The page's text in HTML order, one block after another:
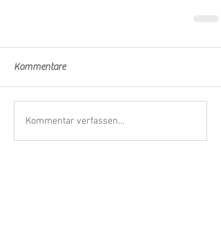
Kommentare
Kommentar verfassen...